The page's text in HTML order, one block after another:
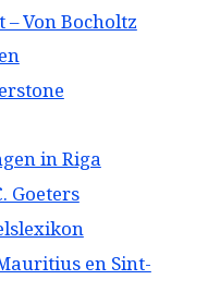
Von Bocholtz
in Riga
Goeters
en Sint-